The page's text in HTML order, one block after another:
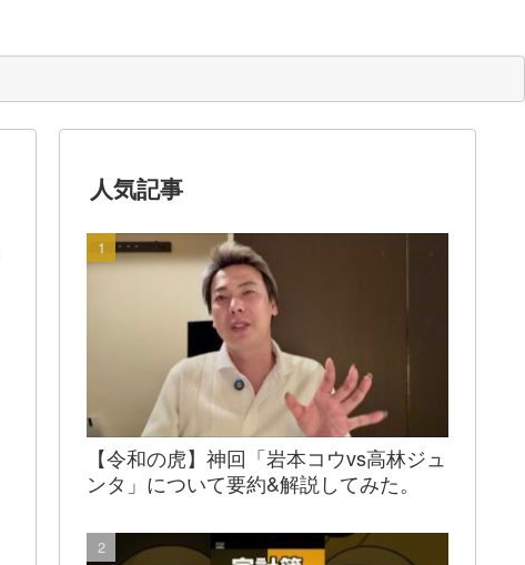
人気記事
【令和の虎】神回「岩本コウvs高林ジュ
ンタ」について要約&解説してみた。